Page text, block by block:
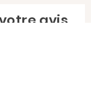
avis